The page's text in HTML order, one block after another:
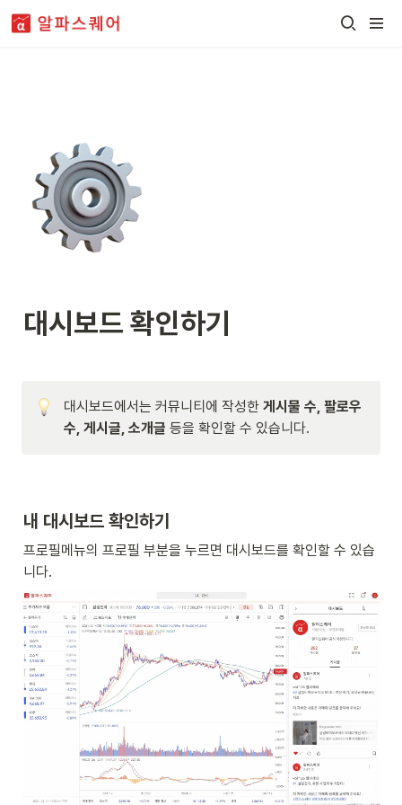
대시보드 확인하기
대시보드에서는 커뮤니티에 작성한 게시물 수, 팔로우
수, 게시글, 소개글 등을 확인할 수 있습니다.
내 대시보드 확인하기
프로필메뉴의 프로필 부분을 누르면 대시보드를 확인할 수 있습
니다.